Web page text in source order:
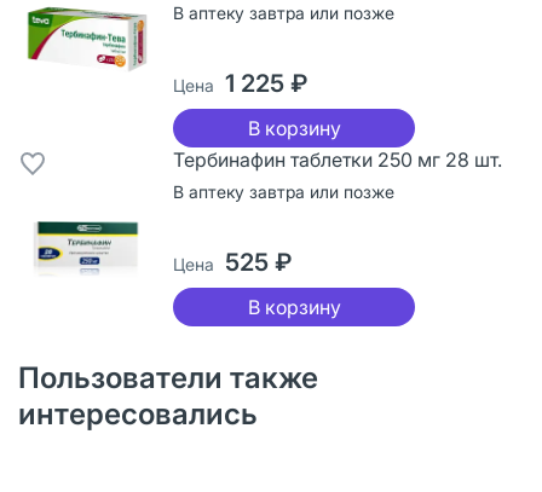
В аптеку завтра или позже
Цена 1 225 ₽
В корзину
Тербинафин таблетки 250 мг 28 шт.
В аптеку завтра или позже
Цена 525 ₽
В корзину
Пользователи также
интересовались